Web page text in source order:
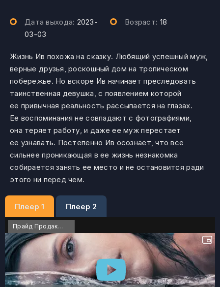
Дата выхода: 2023-
03-03
Возраст: 18
Жизнь Ив похожа на сказку. Любящий успешный муж,
верные друзья, роскошный дом на тропическом
побережье. Но вскоре Ив начинает преследовать
таинственная девушка, с появлением которой
ее привычная реальность рассыпается на глазах.
Ее воспоминания не совпадают с фотографиями,
она теряет работу, и даже ее муж перестает
ее узнавать. Постепенно Ив осознает, что все
сильнее проникающая в ее жизнь незнакомка
собирается занять ее место и не остановится ради
этого ни перед чем.
Плеер 1 Плеер 2
Прайд Продакшн